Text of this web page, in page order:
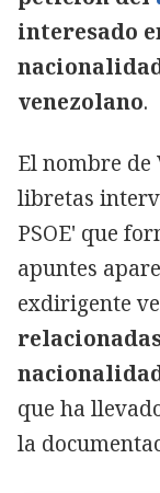
interesado
venezolano.
El nombre
libretas
PSOE' que
apuntes
exdirigente
que ha
la